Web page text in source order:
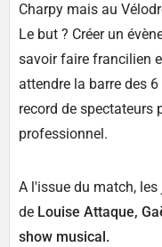
Charpy mais au
Le but ? Créer un
savoir faire francilien
attendre la barre des
record de spectateurs
professionnel.
A l'issue du match,
de Louise Attaque,
show musical.